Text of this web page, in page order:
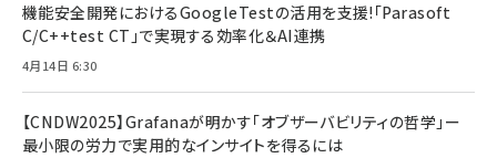
機能安全開発におけるGoogleTestの活用を支援!「Parasoft
C/C++test CT」で実現する効率化＆AI連携
4月14日 6:30
【CNDW2025】Grafanaが明かす「オブザーバビリティの哲学」ー
最小限の労力で実用的なインサイトを得るには